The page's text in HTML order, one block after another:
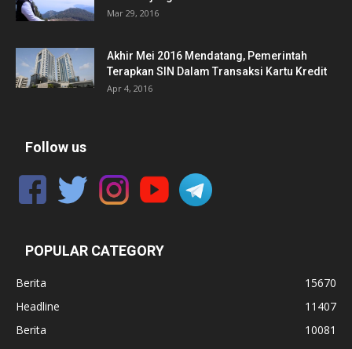
Mar 29, 2016
Akhir Mei 2016 Mendatang, Pemerintah
Terapkan SIN Dalam Transaksi Kartu Kredit
Apr 4, 2016
Follow us
POPULAR CATEGORY
Berita
15670
Headline
11407
Berita
10081